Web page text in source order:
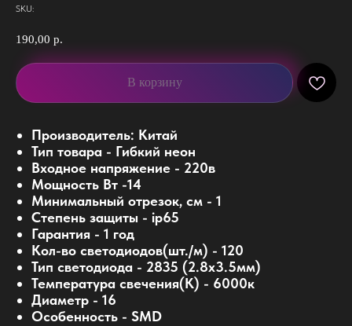
SKU:
190,00 р.
В корзину
Производитель: Китай
Тип товара - Гибкий неон
Входное напряжение - 220в
Мощность Вт -14
Минимальный отрезок, см - 1
Степень защиты - ip65
Гарантия - 1 год
Кол-во светодиодов(шт./м) - 120
Тип светодиода - 2835 (2.8x3.5мм)
Температура свечения(К) - 6000к
Диаметр - 16
Особенность - SMD